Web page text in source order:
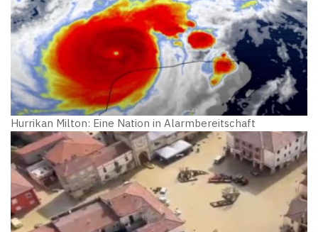
Hurrikan Milton: Eine Nation in Alarmbereitschaft